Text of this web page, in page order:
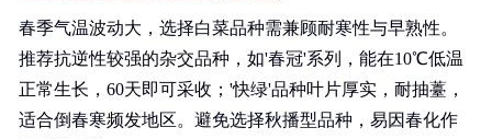
春季气温波动大，选择白菜品种需兼顾耐寒性与早熟性。
推荐抗逆性较强的杂交品种，如'春冠'系列，能在10℃低温
正常生长，60天即可采收；'快绿'品种叶片厚实，耐抽薹，
适合倒春寒频发地区。避免选择秋播型品种，易因春化作